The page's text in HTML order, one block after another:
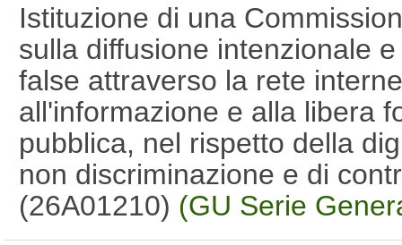
Istituzione di una
sulla diffusione intenzionale
false attraverso la rete
all'informazione e alla libera
pubblica, nel rispetto della
non discriminazione e di
(26A01210) (GU Serie